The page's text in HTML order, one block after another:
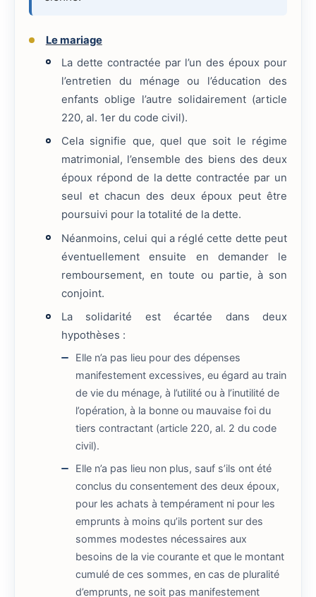
Le mariage
La dette contractée par l’un des époux pour
l’entretien du ménage ou l’éducation des
enfants oblige l’autre solidairement (article
220, al. 1er du code civil).
Cela signifie que, quel que soit le régime
matrimonial, l’ensemble des biens des deux
époux répond de la dette contractée par un
seul et chacun des deux époux peut être
poursuivi pour la totalité de la dette.
Néanmoins, celui qui a réglé cette dette peut
éventuellement ensuite en demander le
remboursement, en toute ou partie, à son
conjoint.
La solidarité est écartée dans deux
hypothèses :
Elle n’a pas lieu pour des dépenses
manifestement excessives, eu égard au train
de vie du ménage, à l’utilité ou à l’inutilité de
l’opération, à la bonne ou mauvaise foi du
tiers contractant (article 220, al. 2 du code
civil).
Elle n’a pas lieu non plus, sauf s’ils ont été
conclus du consentement des deux époux,
pour les achats à tempérament ni pour les
emprunts à moins qu’ils portent sur des
sommes modestes nécessaires aux
besoins de la vie courante et que le montant
cumulé de ces sommes, en cas de pluralité
d’emprunts, ne soit pas manifestement